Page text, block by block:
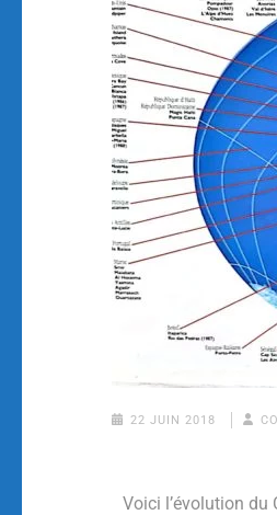
22 JUIN 2018
Voici l’évolution du